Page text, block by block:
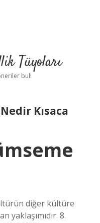
Tüyoları
bul!
Kısaca
diğer kültüre
yaklaşımıdır. 8.